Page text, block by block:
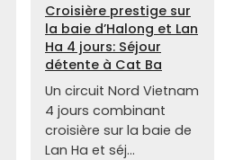
Croisière prestige sur
la baie d’Halong et Lan
Ha 4 jours: Séjour
détente à Cat Ba
Un circuit Nord Vietnam
4 jours combinant
croisière sur la baie de
Lan Ha et séj...